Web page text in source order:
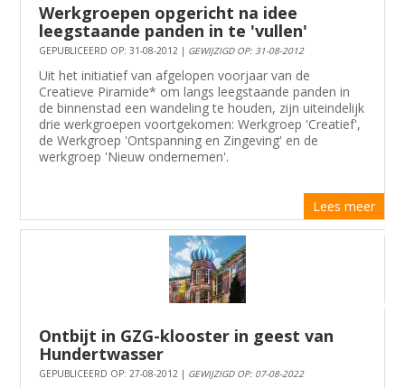
Werkgroepen opgericht na idee
leegstaande panden in te 'vullen'
GEPUBLICEERD OP: 31-08-2012 | GEWIJZIGD OP: 31-08-2012
Uit het initiatief van afgelopen voorjaar van de
Creatieve Piramide* om langs leegstaande panden in
de binnenstad een wandeling te houden, zijn uiteindelijk
drie werkgroepen voortgekomen: Werkgroep 'Creatief',
de Werkgroep 'Ontspanning en Zingeving' en de
werkgroep 'Nieuw ondernemen'.
Lees meer
Ontbijt in GZG-klooster in geest van
Hundertwasser
GEPUBLICEERD OP: 27-08-2012 | GEWIJZIGD OP: 07-08-2022